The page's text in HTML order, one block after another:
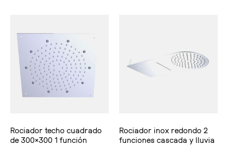
Rociador techo cuadrado
de 300×300 1 función
Rociador inox redondo 2
funciones cascada y lluvia